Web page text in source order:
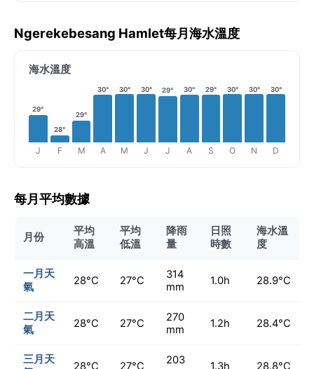
Ngerekebesang Hamlet每月海水溫度
海水溫度
29°
J
28°
F
29°
M
30°
A
30°
M
30°
J
29°
J
30°
A
29°
S
30°
O
30°
N
30°
D
每月平均數據
月份
平均
高溫
平均
低溫
降雨
量
日照
時數
海水溫
度
一月天
氣
28°C 27°C
314
mm
1.0h 28.9°C
二月天
氣
28°C 27°C
270
mm
1.2h 28.4°C
三月天
28°C 27°C
203
1.3h 28.8°C